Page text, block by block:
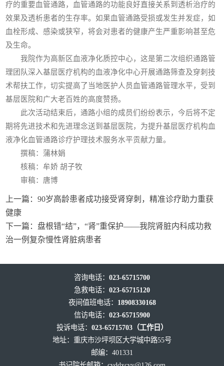
疗的重要血管通路，血管通路的功能良好直接关系到透析治疗的
效果及透析患者的生存率。如果血管通路受损或发生并发症，如
血栓形成、感染或狭窄，将会对患者的健康产生严重影响甚至危
及生命。
我院作为高新区血液净化质控中心，这是第二次组织通路管
理团队深入基层医疗机构的血液净化中心开展通路筛查及穿刺技
术帮扶工作，切实提高了当地医护人员血管通路管理水平，受到
基层医院和广大老百姓的高度赞扬。
此次活动结束后，通路小组的成员们纷纷表示，今后将不定
期将先进技术和先进理念送到基层医院，为提升基层医疗机构血
液净化血管通路诊疗护理技术服务水平贡献力量。
撰稿：蒲林娟
核稿：牟娇 胡子牧
审稿：唐博
上一篇：90岁高龄患者成功接受肾穿刺，精准诊疗助力重获
健康
下一篇：盘根错“结”，“肾”重保护——我院肾脏内科成功救
治一例复杂慢性肾脏病患者
咨询电话： 023-65715700
急救电话： 023-65715120
夜间值班电话： 18908330168
信访电话： 023-65715900
投诉电话： 023-65715703（工作日）
地址：重庆市沙坪坝区大学城中路55号
邮编：401331